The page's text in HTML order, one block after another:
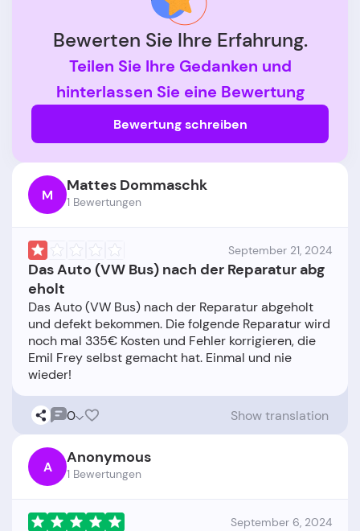
Bewerten Sie Ihre Erfahrung.
Teilen Sie Ihre Gedanken und
hinterlassen Sie eine Bewertung
Bewertung schreiben
M Mattes Dommaschk
1 Bewertungen
September 21, 2024
Das Auto (VW Bus) nach der Reparatur abg
eholt
Das Auto (VW Bus) nach der Reparatur abgeholt
und defekt bekommen. Die folgende Reparatur wird
noch mal 335€ Kosten und Fehler korrigieren, die
Emil Frey selbst gemacht hat. Einmal und nie
0 Show translation
A Anonymous
1 Bewertungen
September 6, 2024